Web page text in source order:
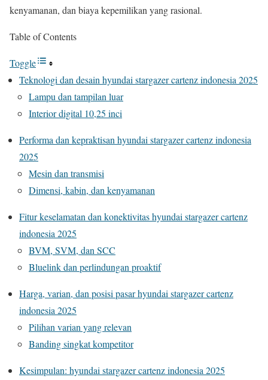
kenyamanan, dan biaya kepemilikan yang rasional.
Table of Contents
Toggle
Teknologi dan desain hyundai stargazer cartenz indonesia 2025
Lampu dan tampilan luar
Interior digital 10,25 inci
Performa dan kepraktisan hyundai stargazer cartenz indonesia
2025
Mesin dan transmisi
Dimensi, kabin, dan kenyamanan
Fitur keselamatan dan konektivitas hyundai stargazer cartenz
indonesia 2025
BVM, SVM, dan SCC
Bluelink dan perlindungan proaktif
Harga, varian, dan posisi pasar hyundai stargazer cartenz
indonesia 2025
Pilihan varian yang relevan
Banding singkat kompetitor
Kesimpulan: hyundai stargazer cartenz indonesia 2025